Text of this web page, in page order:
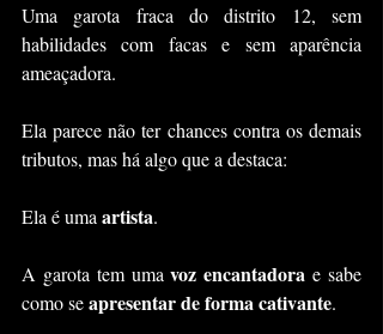
Uma garota fraca do distrito 12, sem
habilidades com facas e sem aparência
ameaçadora.
Ela parece não ter chances contra os demais
tributos, mas há algo que a destaca:
Ela é uma artista.
A garota tem uma voz encantadora e sabe
como se apresentar de forma cativante.